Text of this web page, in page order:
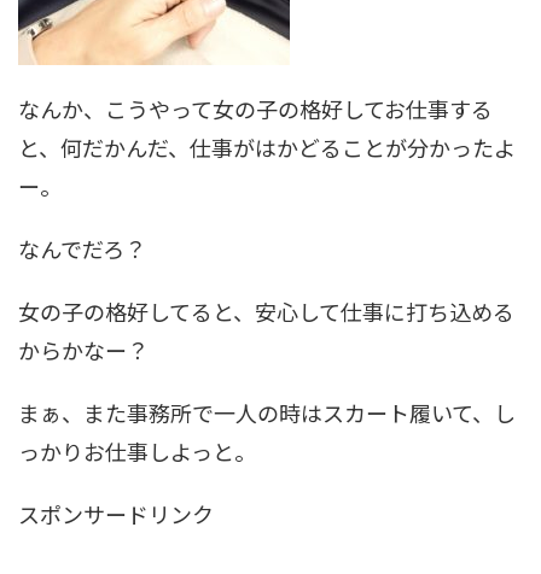
なんか、こうやって女の子の格好してお仕事する
と、何だかんだ、仕事がはかどることが分かったよ
ー。
なんでだろ？
女の子の格好してると、安心して仕事に打ち込める
からかなー？
まぁ、また事務所で一人の時はスカート履いて、し
っかりお仕事しよっと。
スポンサードリンク